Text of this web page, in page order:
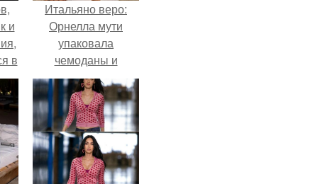
и
в
Итальяно веро:
Орнелла мути
упаковала
чемоданы и
готовится
обзавестись
красным
паспортом.